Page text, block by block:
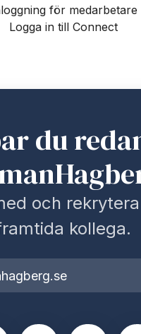
för medarbetare
Logga in till Connect
du
och
kollega.